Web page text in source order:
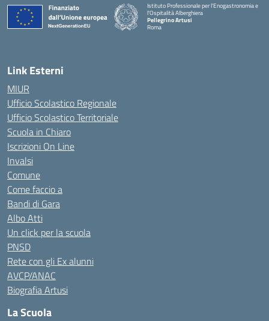
Istituto Professionale per l'Enogastronomia e
l'Ospitalità Alberghiera
Pellegrino Artusi
Roma
Link Esterni
MIUR
Ufficio Scolastico Regionale
Ufficio Scolastico Territoriale
Scuola in Chiaro
Iscrizioni On Line
Invalsi
Comune
Come faccio a
Bandi di Gara
Albo Atti
Un click per la scuola
PNSD
Rete con gli Ex alunni
AVCP/ANAC
Biografia Artusi
La Scuola